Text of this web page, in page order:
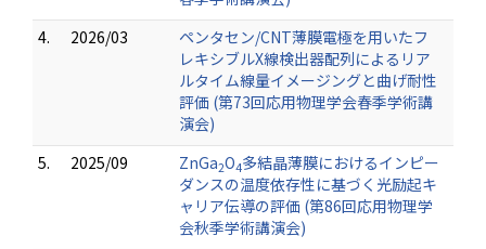
4.
2026/03
ペンタセン/CNT薄膜電極を用いたフ
レキシブルX線検出器配列によるリア
ルタイム線量イメージングと曲げ耐性
評価 (第73回応用物理学会春季学術講
演会)
5.
2025/09 ZnGa2O4多結晶薄膜におけるインピー
ダンスの温度依存性に基づく光励起キ
ャリア伝導の評価 (第86回応用物理学
会秋季学術講演会)